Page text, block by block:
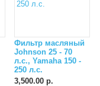
Фильтр масляный
Johnson 25 - 70
л.с., Yamaha 150 -
250 л.с.
3,500.00 р.